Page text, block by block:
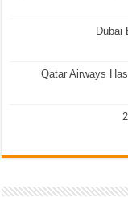
Dubai
Qatar Airways